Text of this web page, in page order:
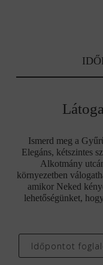
Ismerd meg a
Elegáns, kétszintes
Alkotmány
környezetben
amikor Neked
lehetőségünket,
Időpontot